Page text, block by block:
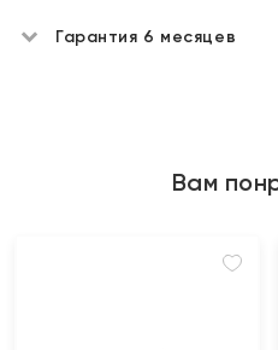
Гарантия 6 месяцев
Вам